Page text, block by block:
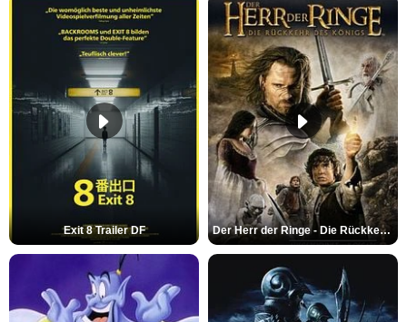
Exit 8 Trailer DF Der Herr der Ringe - Die Rückkehr des Königs Trailer OV